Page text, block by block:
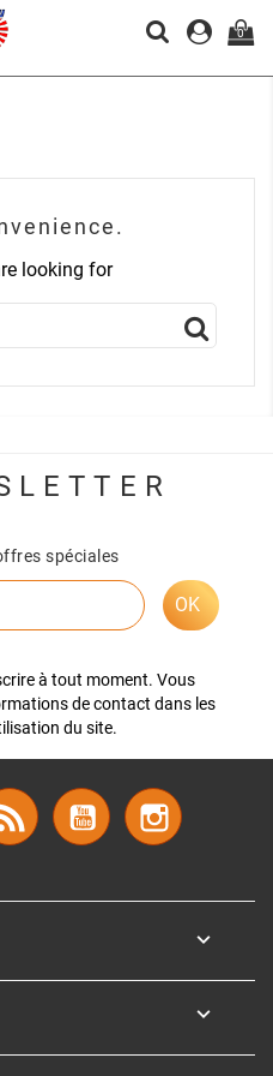
0
looking for
spéciales
à tout moment. Vous
de contact dans les
du site.
Rss YouTube

